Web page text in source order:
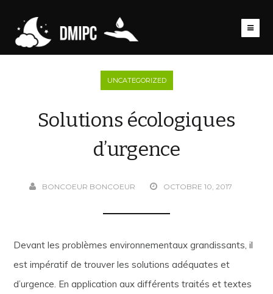
UNCATEGORIZED
Solutions écologiques
d’urgence
BONCOEUR BONCOEUR OCTOBRE 10, 2017
Devant les problèmes environnementaux grandissants, il
est impératif de trouver les solutions adéquates et
d’urgence. En application aux différents traités et textes